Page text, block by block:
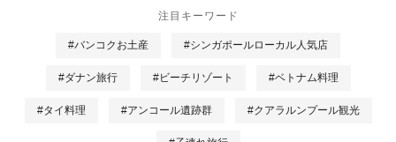
注目キーワード
#バンコクお土産 #シンガポールローカル人気店
#ダナン旅行 #ビーチリゾート #ベトナム料理
#タイ料理 #アンコール遺跡群 #クアラルンプール観光